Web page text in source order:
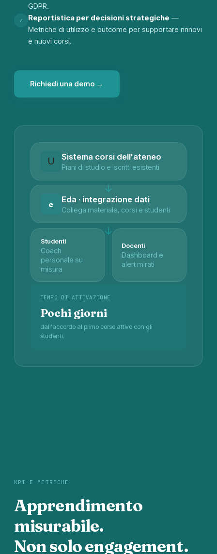
GDPR.
✓ Reportistica per decisioni strategiche —
Metriche di utilizzo e outcome per supportare rinnovi
e nuovi corsi.
Richiedi una demo →
U Sistema corsi dell'ateneo
Piani di studio e iscritti esistenti
↓
e Eda · integrazione dati
Collega materiale, corsi e studenti
↓
Studenti
Coach
personale su
misura
Docenti
Dashboard e
alert mirati
TEMPO DI ATTIVAZIONE
Pochi giorni
dall'accordo al primo corso attivo con gli
studenti.
KPI E METRICHE
Apprendimento
misurabile.
Non solo engagement.